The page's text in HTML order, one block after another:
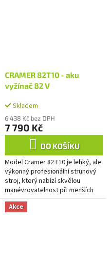
CRAMER 82T10 - aku
vyžínač 82 V
Skladem
6 438 Kč bez DPH
7 790 Kč
DO KOŠÍKU
Model Cramer 82T10 je lehký, ale
výkonný profesionální strunový
stroj, který nabízí skvělou
manévrovatelnost při menších
plochách díky ergonomické
rukojeti D a variabilní...
Akce